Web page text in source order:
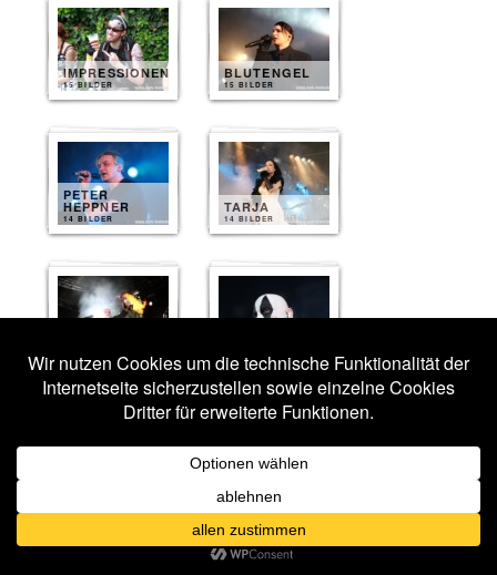
IMPRESSIONEN
15 BILDER
BLUTENGEL
15 BILDER
PETER
HEPPNER
14 BILDER
TARJA
14 BILDER